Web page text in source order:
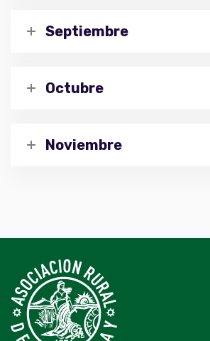
Septiembre
Octubre
Noviembre